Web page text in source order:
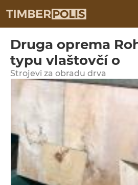
Druga oprema
typu vlaštovčí o
Strojevi za obradu drva